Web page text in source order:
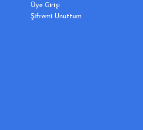
Üye Girişi
Şifremi Unuttum